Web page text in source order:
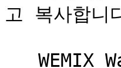
고 복사합니